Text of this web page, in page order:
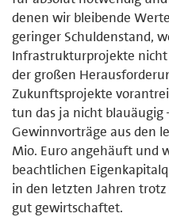
denen wir bleibende
geringer Schuldenstand,
Infrastrukturprojekte nicht
der großen
Zukunftsprojekte
tun das ja nicht blauäugig
Gewinnvorträge aus den
Mio. Euro angehäuft und
beachtlichen
in den letzten Jahren
gut gewirtschaftet.